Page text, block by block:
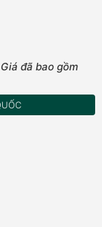
đã bao gồm